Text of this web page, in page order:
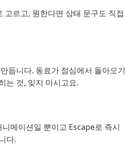
르고, 원한다면 상태 문구도 직접
듭니다. 동료가 점심에서 돌아오기
는 것, 잊지 마시고요.
메이션일 뿐이고 Escape로 즉시
다.